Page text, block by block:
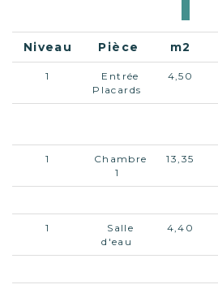
Niveau Pièce m2
1
Entrée
Placards
4,50
1
Chambre
1
13,35
1
Salle
d'eau
4,40